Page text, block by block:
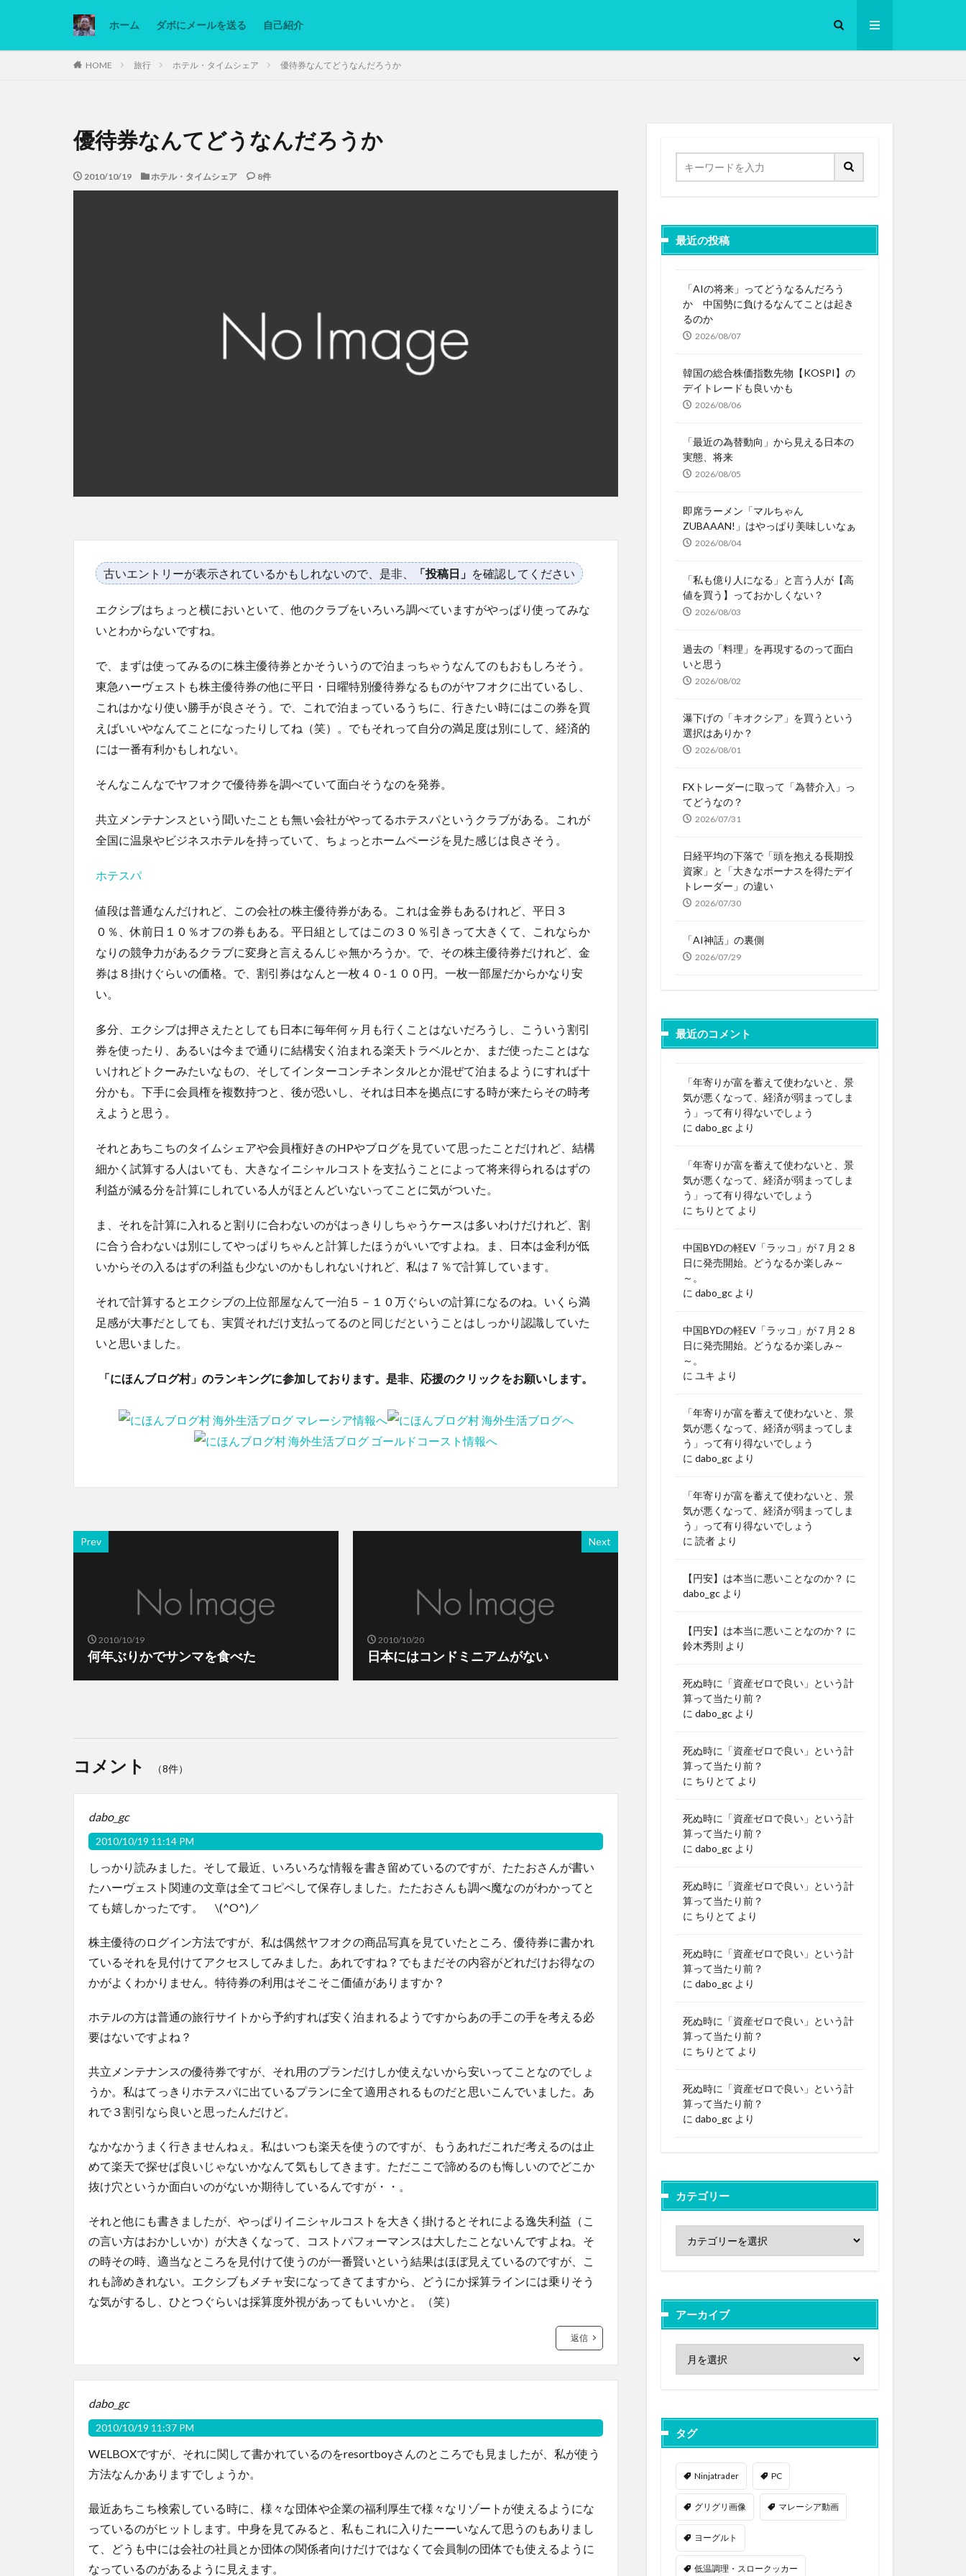
ホーム ダボにメールを送る 自己紹介
HOME 旅行 ホテル・タイムシェア 優待券なんてどうなんだろうか
優待券なんてどうなんだろうか
2010/10/19 ホテル・タイムシェア 8件
古いエントリーが表示されているかもしれないので、是非、 「投稿日」 を確認してください
エクシブはちょっと横においといて、他のクラブをいろいろ調べていますがやっぱり使ってみな
いとわからないですね。
で、まずは使ってみるのに株主優待券とかそういうので泊まっちゃうなんてのもおもしろそう。
東急ハーヴェストも株主優待券の他に平日・日曜特別優待券なるものがヤフオクに出ているし、
これはかなり使い勝手が良さそう。で、これで泊まっているうちに、行きたい時にはこの券を買
えばいいやなんてことになったりしてね（笑）。でもそれって自分の満足度は別にして、経済的
には一番有利かもしれない。
そんなこんなでヤフオクで優待券を調べていて面白そうなのを発券。
共立メンテナンスという聞いたことも無い会社がやってるホテスパというクラブがある。これが
全国に温泉やビジネスホテルを持っていて、ちょっとホームページを見た感じは良さそう。
ホテスパ
値段は普通なんだけれど、この会社の株主優待券がある。これは金券もあるけれど、平日３
０％、休前日１０％オフの券もある。平日組としてはこの３０％引きって大きくて、これならか
なりの競争力があるクラブに変身と言えるんじゃ無かろうか。で、その株主優待券だけれど、金
券は８掛けぐらいの価格。で、割引券はなんと一枚４０-１００円。一枚一部屋だからかなり安
い。
多分、エクシブは押さえたとしても日本に毎年何ヶ月も行くことはないだろうし、こういう割引
券を使ったり、あるいは今まで通りに結構安く泊まれる楽天トラベルとか、まだ使ったことはな
いけれどトクーみたいなもの、そしてインターコンチネンタルとか混ぜて泊まるようにすれば十
分かも。下手に会員権を複数持つと、後が恐いし、それは日本を拠点にする時が来たらその時考
えようと思う。
それとあちこちのタイムシェアや会員権好きのHPやブログを見ていて思ったことだけれど、結構
細かく試算する人はいても、大きなイニシャルコストを支払うことによって将来得られるはずの
利益が減る分を計算にしれている人がほとんどいないってことに気がついた。
ま、それを計算に入れると割りに合わないのがはっきりしちゃうケースは多いわけだけれど、割
に合う合わないは別にしてやっぱりちゃんと計算したほうがいいですよね。ま、日本は金利が低
いからその入るはずの利益も少ないのかもしれないけれど、私は７％で計算しています。
それで計算するとエクシブの上位部屋なんて一泊５－１０万ぐらいの計算になるのね。いくら満
足感が大事だとしても、実質それだけ支払ってるのと同じだということはしっかり認識していた
いと思いました。
「にほんブログ村」のランキングに参加しております。是非、応援のクリックをお願いします。
Prev
2010/10/19
何年ぶりかでサンマを食べた
Next
2010/10/20
日本にはコンドミニアムがない
コメント （8件）
dabo_gc
2010/10/19 11:14 PM
しっかり読みました。そして最近、いろいろな情報を書き留めているのですが、たたおさんが書い
たハーヴェスト関連の文章は全てコピペして保存しました。たたおさんも調べ魔なのがわかってと
ても嬉しかったです。 \(^O^)／
株主優待のログイン方法ですが、私は偶然ヤフオクの商品写真を見ていたところ、優待券に書かれ
ているそれを見付けてアクセスしてみました。あれですね？でもまだその内容がどれだけお得なの
かがよくわかりません。特待券の利用はそこそこ価値がありますか？
ホテルの方は普通の旅行サイトから予約すれば安く泊まれるようですからあの手この手を考える必
要はないですよね？
共立メンテナンスの優待券ですが、それ用のプランだけしか使えないから安いってことなのでしょ
うか。私はてっきりホテスパに出ているプランに全て適用されるものだと思いこんでいました。あ
れで３割引なら良いと思ったんだけど。
なかなかうまく行きませんねぇ。私はいつも楽天を使うのですが、もうあれだこれだ考えるのは止
めて楽天で探せば良いじゃないかなんて気もしてきます。ただここで諦めるのも悔しいのでどこか
抜け穴というか面白いのがないか期待しているんですが・・。
それと他にも書きましたが、やっぱりイニシャルコストを大きく掛けるとそれによる逸失利益（こ
の言い方はおかしいか）が大きくなって、コストパフォーマンスは大したことないんですよね。そ
の時その時、適当なところを見付けて使うのが一番賢いという結果はほぼ見えているのですが、こ
れも諦めきれない。エクシブもメチャ安になってきてますから、どうにか採算ラインには乗りそう
な気がするし、ひとつぐらいは採算度外視があってもいいかと。（笑）
返信
dabo_gc
2010/10/19 11:37 PM
WELBOXですが、それに関して書かれているのをresortboyさんのところでも見ましたが、私が使う
方法なんかありますでしょうか。
最近あちこち検索している時に、様々な団体や企業の福利厚生で様々なリゾートが使えるようにな
っているのがヒットします。中身を見てみると、私もこれに入りたーーいなんて思うのもありまし
て、どうも中には会社の社員とか団体の関係者向けだけではなくて会員制の団体でも使えるように
なっているのがあるように見えます。
最近の投稿
「AIの将来」ってどうなるんだろう
か 中国勢に負けるなんてことは起き
るのか
2026/08/07
韓国の総合株価指数先物【KOSPI】の
デイトレードも良いかも
2026/08/06
「最近の為替動向」から見える日本の
実態、将来
2026/08/05
即席ラーメン「マルちゃん
ZUBAAAN!」はやっぱり美味しいなぁ
2026/08/04
「私も億り人になる」と言う人が【高
値を買う】っておかしくない？
2026/08/03
過去の「料理」を再現するのって面白
いと思う
2026/08/02
瀑下げの「キオクシア」を買うという
選択はありか？
2026/08/01
FXトレーダーに取って「為替介入」っ
てどうなの？
2026/07/31
日経平均の下落で「頭を抱える長期投
資家」と「大きなボーナスを得たデイ
トレーダー」の違い
2026/07/30
「AI神話」の裏側
2026/07/29
最近のコメント
「年寄りが富を蓄えて使わないと、景
気が悪くなって、経済が弱まってしま
う」って有り得ないでしょう
に dabo_gc より
「年寄りが富を蓄えて使わないと、景
気が悪くなって、経済が弱まってしま
う」って有り得ないでしょう
に ちりとて より
中国BYDの軽EV「ラッコ」が７月２８
日に発売開始。どうなるか楽しみ～
～。
に dabo_gc より
中国BYDの軽EV「ラッコ」が７月２８
日に発売開始。どうなるか楽しみ～
～。
に ユキ より
「年寄りが富を蓄えて使わないと、景
気が悪くなって、経済が弱まってしま
う」って有り得ないでしょう
に dabo_gc より
「年寄りが富を蓄えて使わないと、景
気が悪くなって、経済が弱まってしま
う」って有り得ないでしょう
に 読者 より
【円安】は本当に悪いことなのか？ に
dabo_gc より
【円安】は本当に悪いことなのか？ に
鈴木秀則 より
死ぬ時に「資産ゼロで良い」という計
算って当たり前？
に dabo_gc より
死ぬ時に「資産ゼロで良い」という計
算って当たり前？
に ちりとて より
死ぬ時に「資産ゼロで良い」という計
算って当たり前？
に dabo_gc より
死ぬ時に「資産ゼロで良い」という計
算って当たり前？
に ちりとて より
死ぬ時に「資産ゼロで良い」という計
算って当たり前？
に dabo_gc より
死ぬ時に「資産ゼロで良い」という計
算って当たり前？
に ちりとて より
死ぬ時に「資産ゼロで良い」という計
算って当たり前？
に dabo_gc より
カテゴリー
アーカイブ
タグ
Ninjatrader PC
グリグリ画像 マレーシア動画
ヨーグルト
低温調理・スロークッカー
カテゴリー
Ninjatrader PC グリグリ画像